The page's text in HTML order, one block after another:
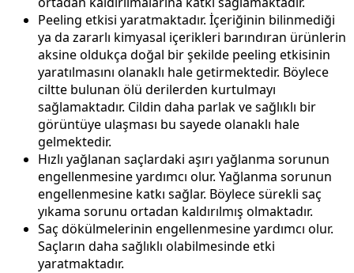
Peeling etkisi yaratmaktadır. İçeriğinin bilinmediği
ya da zararlı kimyasal içerikleri barındıran ürünlerin
aksine oldukça doğal bir şekilde peeling etkisinin
yaratılmasını olanaklı hale getirmektedir. Böylece
ciltte bulunan ölü derilerden kurtulmayı
sağlamaktadır. Cildin daha parlak ve sağlıklı bir
görüntüye ulaşması bu sayede olanaklı hale
gelmektedir.
Hızlı yağlanan saçlardaki aşırı yağlanma sorunun
engellenmesine yardımcı olur. Yağlanma sorunun
engellenmesine katkı sağlar. Böylece sürekli saç
yıkama sorunu ortadan kaldırılmış olmaktadır.
Saç dökülmelerinin engellenmesine yardımcı olur.
Saçların daha sağlıklı olabilmesinde etki
yaratmaktadır.